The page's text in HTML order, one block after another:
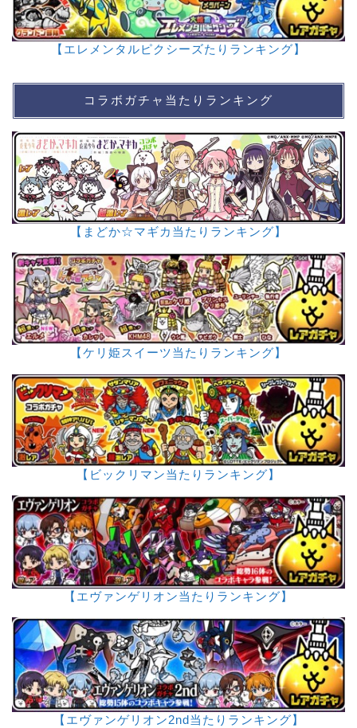
【エレメンタルピクシーズたりランキング】
コラボガチャ当たりランキング
【まどか☆マギカ当たりランキング】
【ケリ姫スイーツ当たりランキング】
【ビックリマン当たりランキング】
【エヴァンゲリオン当たりランキング】
【エヴァンゲリオン2nd当たりランキング】